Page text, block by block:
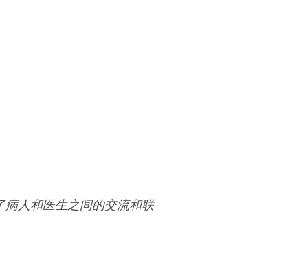
人和医生之间的交流和联